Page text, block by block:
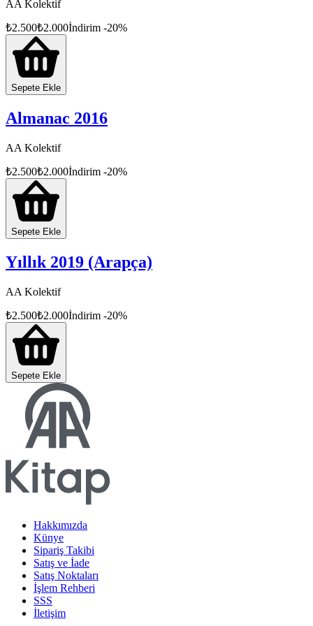
Ülkenin farklı bölgelerinde zengin enerji kaynaklarının keşfi de
2022’nin müjdeli haberleri arasındaydı.
Bu almanak, başta Rusya-Ukrayna savaşı olmak üzere 2022 yılına
damgasını vurmuş hadiselerin görsel ve yazılı bir şahidi, özeti
mahiyetindedir.
AA Kolektif
₺2.500₺2.000İndirim -20%
Sepete Ekle
Almanac 2016
AA Kolektif
₺2.500₺2.000İndirim -20%
Sepete Ekle
Yıllık 2019 (Arapça)
AA Kolektif
₺2.500₺2.000İndirim -20%
Sepete Ekle
Hakkımızda
Künye
Sipariş Takibi
Satış ve İade
Satış Noktaları
İşlem Rehberi
SSS
İletişim